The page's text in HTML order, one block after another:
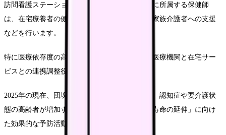
訪問看護ステーションや地域包括支援センターに所属する保健師
は、在宅療養者の健康管理や療養環境の調整、家族介護者への支援
などを行います。
特に医療依存度の高い在宅療養者に対しては、医療機関と在宅サー
ビスとの連携調整役を担うことも多いです。
2025年の現在、団塊の世代が後期高齢者となり、認知症や要介護状
態の高齢者が増加する中で、保健師には「健康寿命の延伸」に向け
た効果的な予防活動が求められています。